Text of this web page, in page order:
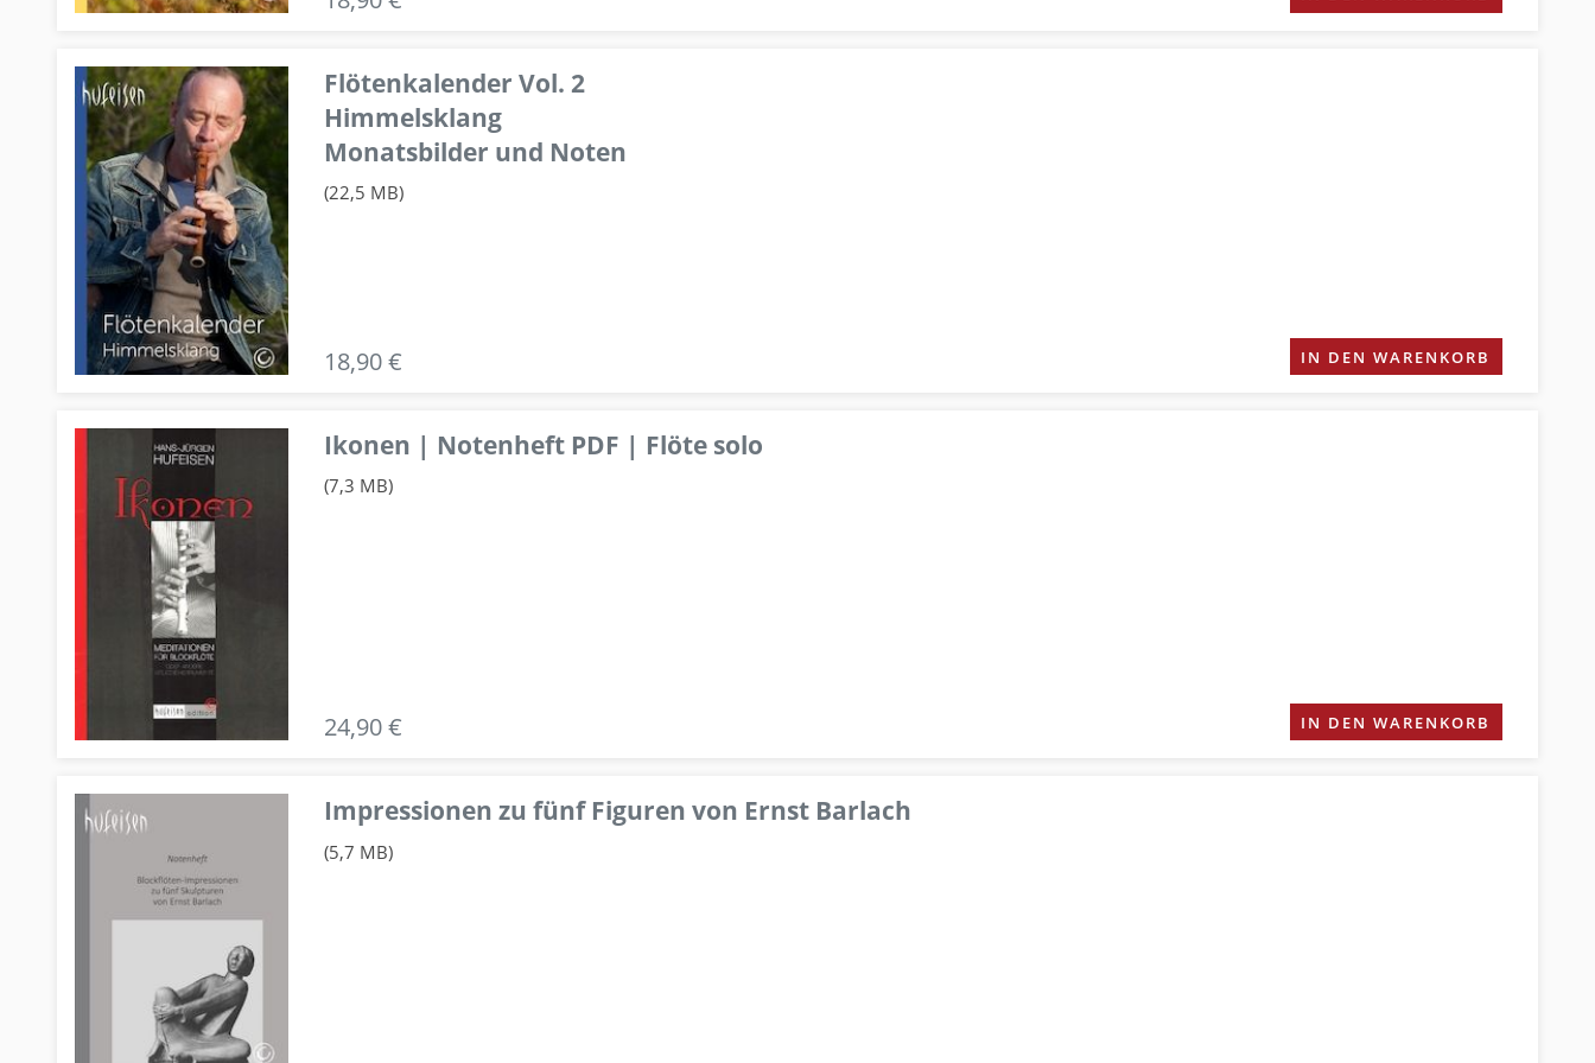
Flötenkalender Vol. 2
Himmelsklang
Monatsbilder und Noten
(22,5 MB)
18,90 € IN DEN WARENKORB
Ikonen | Notenheft PDF | Flöte solo
(7,3 MB)
24,90 € IN DEN WARENKORB
Impressionen zu fünf Figuren von Ernst Barlach
(5,7 MB)